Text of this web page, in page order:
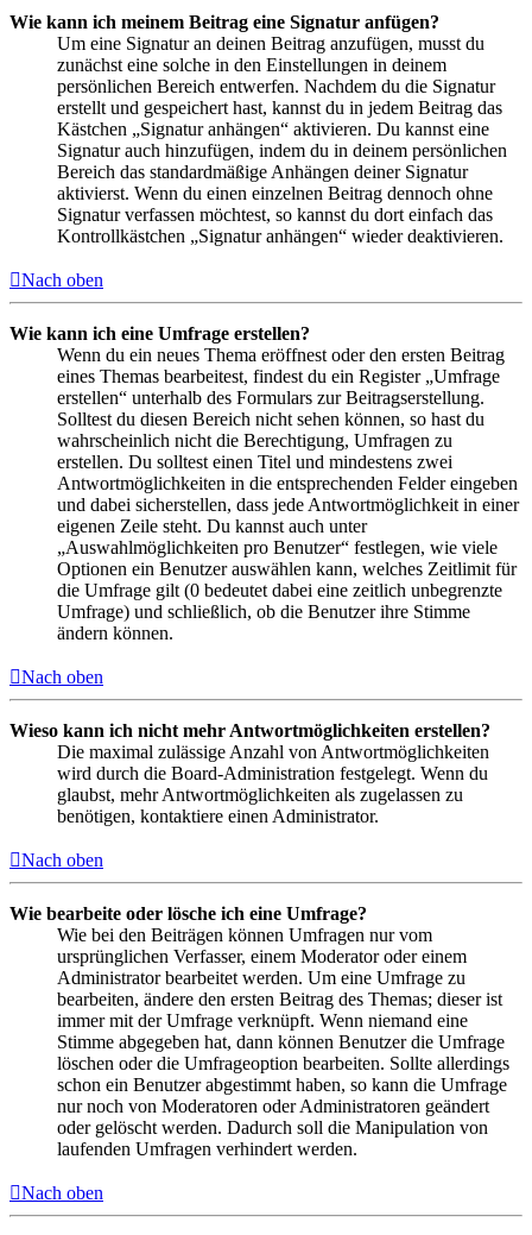
Wie kann ich meinem Beitrag eine Signatur anfügen?
Um eine Signatur an deinen Beitrag anzufügen, musst du
zunächst eine solche in den Einstellungen in deinem
persönlichen Bereich entwerfen. Nachdem du die Signatur
erstellt und gespeichert hast, kannst du in jedem Beitrag das
Kästchen „Signatur anhängen“ aktivieren. Du kannst eine
Signatur auch hinzufügen, indem du in deinem persönlichen
Bereich das standardmäßige Anhängen deiner Signatur
aktivierst. Wenn du einen einzelnen Beitrag dennoch ohne
Signatur verfassen möchtest, so kannst du dort einfach das
Kontrollkästchen „Signatur anhängen“ wieder deaktivieren.
Nach oben
Wie kann ich eine Umfrage erstellen?
Wenn du ein neues Thema eröffnest oder den ersten Beitrag
eines Themas bearbeitest, findest du ein Register „Umfrage
erstellen“ unterhalb des Formulars zur Beitragserstellung.
Solltest du diesen Bereich nicht sehen können, so hast du
wahrscheinlich nicht die Berechtigung, Umfragen zu
erstellen. Du solltest einen Titel und mindestens zwei
Antwortmöglichkeiten in die entsprechenden Felder eingeben
und dabei sicherstellen, dass jede Antwortmöglichkeit in einer
eigenen Zeile steht. Du kannst auch unter
„Auswahlmöglichkeiten pro Benutzer“ festlegen, wie viele
Optionen ein Benutzer auswählen kann, welches Zeitlimit für
die Umfrage gilt (0 bedeutet dabei eine zeitlich unbegrenzte
Umfrage) und schließlich, ob die Benutzer ihre Stimme
ändern können.
Nach oben
Wieso kann ich nicht mehr Antwortmöglichkeiten erstellen?
Die maximal zulässige Anzahl von Antwortmöglichkeiten
wird durch die Board-Administration festgelegt. Wenn du
glaubst, mehr Antwortmöglichkeiten als zugelassen zu
benötigen, kontaktiere einen Administrator.
Nach oben
Wie bearbeite oder lösche ich eine Umfrage?
Wie bei den Beiträgen können Umfragen nur vom
ursprünglichen Verfasser, einem Moderator oder einem
Administrator bearbeitet werden. Um eine Umfrage zu
bearbeiten, ändere den ersten Beitrag des Themas; dieser ist
immer mit der Umfrage verknüpft. Wenn niemand eine
Stimme abgegeben hat, dann können Benutzer die Umfrage
löschen oder die Umfrageoption bearbeiten. Sollte allerdings
schon ein Benutzer abgestimmt haben, so kann die Umfrage
nur noch von Moderatoren oder Administratoren geändert
oder gelöscht werden. Dadurch soll die Manipulation von
laufenden Umfragen verhindert werden.
Nach oben